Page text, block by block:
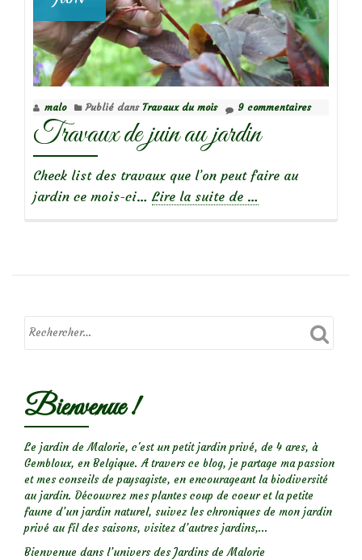
malo Publié dans Travaux du mois 9 commentaires
Travaux de juin au jardin
Check list des travaux que l’on peut faire au
jardin ce mois-ci… Lire la suite de
juin
jardin
…
Bienvenue !
Le jardin de Malorie, c'est un petit jardin privé, de 4 ares, à
Gembloux, en Belgique. A travers ce blog, je partage ma passion
et mes conseils de paysagiste, en encourageant la biodiversité
au jardin. Découvrez mes plantes coup de coeur et la petite
faune d’un jardin naturel, suivez les chroniques de mon jardin
privé au fil des saisons, visitez d’autres jardins,...
Bienvenue dans l’univers des Jardins de Malorie